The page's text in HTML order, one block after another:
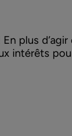
plus
intérêts